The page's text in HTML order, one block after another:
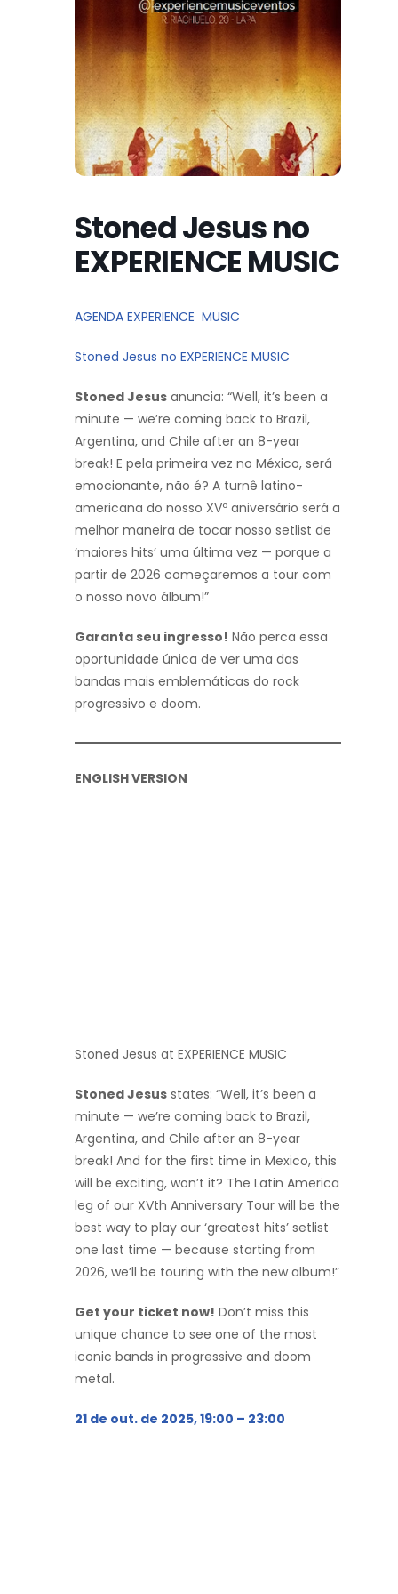
Stoned Jesus no
EXPERIENCE MUSIC
AGENDA EXPERIENCE MUSIC
Stoned Jesus no EXPERIENCE MUSIC
Stoned Jesus anuncia: “Well, it’s been a
minute — we’re coming back to Brazil,
Argentina, and Chile after an 8-year
break! E pela primeira vez no México, será
emocionante, não é? A turnê latino-
americana do nosso XVº aniversário será a
melhor maneira de tocar nosso setlist de
‘maiores hits’ uma última vez — porque a
partir de 2026 começaremos a tour com
o nosso novo álbum!”
Garanta seu ingresso! Não perca essa
oportunidade única de ver uma das
bandas mais emblemáticas do rock
progressivo e doom.
ENGLISH VERSION
Stoned Jesus at EXPERIENCE MUSIC
Stoned Jesus states: “Well, it’s been a
minute — we’re coming back to Brazil,
Argentina, and Chile after an 8-year
break! And for the first time in Mexico, this
will be exciting, won’t it? The Latin America
leg of our XVth Anniversary Tour will be the
best way to play our ‘greatest hits’ setlist
one last time — because starting from
2026, we’ll be touring with the new album!”
Get your ticket now! Don’t miss this
unique chance to see one of the most
iconic bands in progressive and doom
metal.
21 de out. de 2025, 19:00 – 23:00